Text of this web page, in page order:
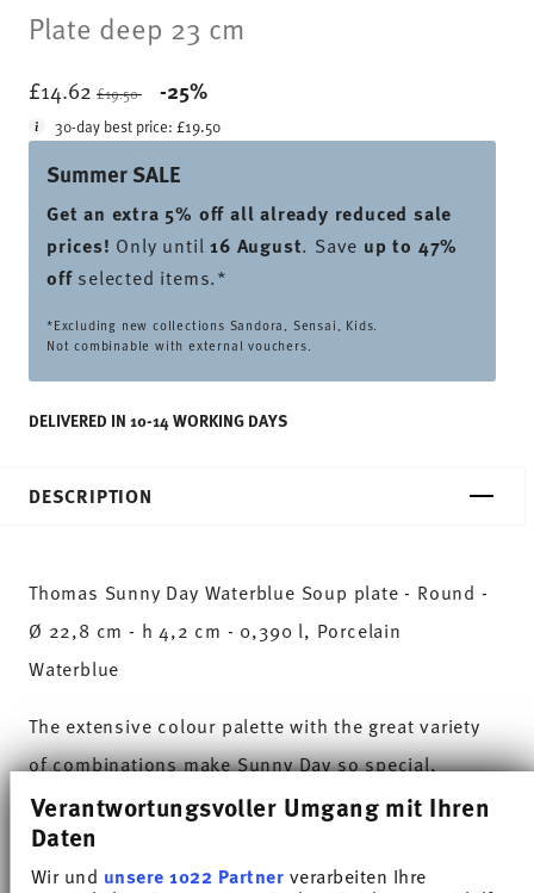
Verantwortungsvoller Umgang mit Ihren
Daten
Wir und unsere 1022 Partnerverarbeiten Ihre
Plate deep 23 cm
£14.62 Price reduced from
£19.50 -25%
30-day best price:£19.50
Summer SALE
Get an extra 5% off all already reduced sale
prices! Only until16 August. Save up to 47%
offselected items.*
*Excluding new collections Sandora, Sensai, Kids.
Not combinable with external vouchers.
DELIVERED IN 10-14 WORKING DAYS
DESCRIPTION
Thomas Sunny Day Waterblue Soup plate - Round -
Ø 22,8 cm - h 4,2 cm - 0,390 l, Porcelain
Waterblue
The extensive colour palette with the great variety
of combinations make Sunny Day so special,
allowing it to be used in cooking and kitchen
worlds of every kind. Sunny Day’s pleasing and
cheerful style ensures that every day is simply